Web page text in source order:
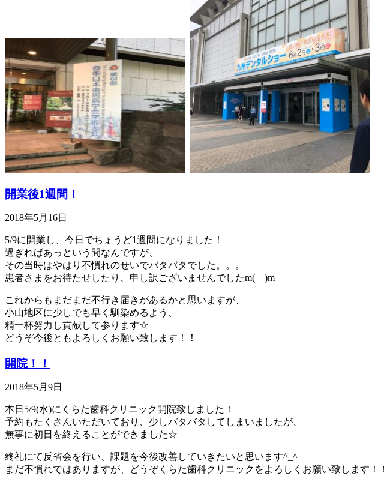
開業後1週間！
2018年5月16日
5/9に開業し、今日でちょうど1週間になりました！
過ぎればあっという間なんですが、
その当時はやはり不慣れのせいでバタバタでした。。。
患者さまをお待たせしたり、申し訳ございませんでしたm(__)m
これからもまだまだ不行き届きがあるかと思いますが、
小山地区に少しでも早く馴染めるよう、
精一杯努力し貢献して参ります☆
どうぞ今後ともよろしくお願い致します！！
開院！！
2018年5月9日
本日5/9(水)にくらた歯科クリニック開院致しました！
予約もたくさんいただいており、少しバタバタしてしまいましたが、
無事に初日を終えることができました☆
終礼にて反省会を行い、課題を今後改善していきたいと思います^_^
まだ不慣れではありますが、どうぞくらた歯科クリニックをよろしくお願い致します！！